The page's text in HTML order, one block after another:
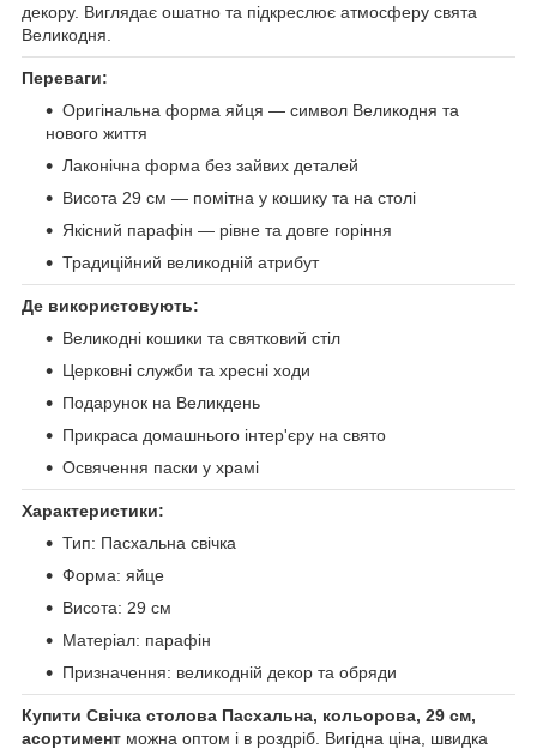
декору. Виглядає ошатно та підкреслює атмосферу свята
Великодня.
Переваги:
Оригінальна форма яйця — символ Великодня та
нового життя
Лаконічна форма без зайвих деталей
Висота 29 см — помітна у кошику та на столі
Якісний парафін — рівне та довге горіння
Традиційний великодній атрибут
Де використовують:
Великодні кошики та святковий стіл
Церковні служби та хресні ходи
Подарунок на Великдень
Прикраса домашнього інтер'єру на свято
Освячення паски у храмі
Характеристики:
Тип: Пасхальна свічка
Форма: яйце
Висота: 29 см
Матеріал: парафін
Призначення: великодній декор та обряди
Купити Свічка столова Пасхальна, кольорова, 29 см,
асортимент можна оптом і в роздріб. Вигідна ціна, швидка